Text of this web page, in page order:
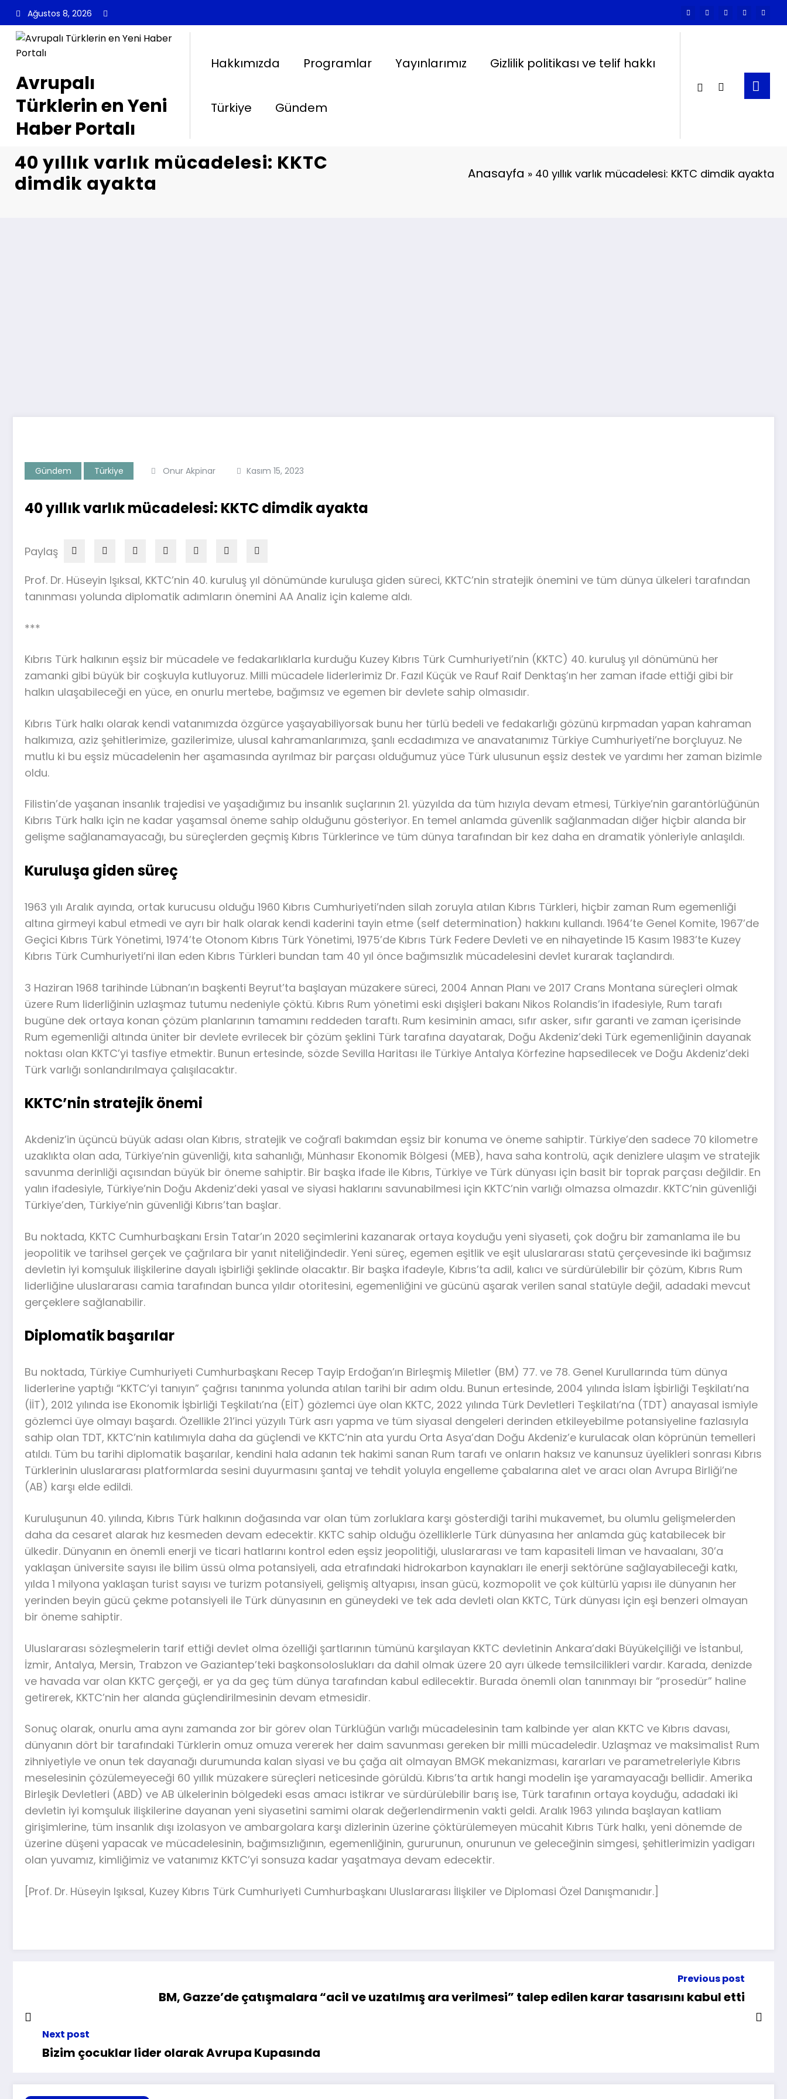
Ağustos 8, 2026
Avrupalı
Türklerin en Yeni
Haber Portalı
Hakkımızda Programlar Yayınlarımız Gizlilik politikası ve telif hakkı
Türkiye Gündem
40 yıllık varlık mücadelesi: KKTC
dimdik ayakta
Anasayfa » 40 yıllık varlık mücadelesi: KKTC dimdik ayakta
Gündem Türkiye Onur Akpinar Kasım 15, 2023
40 yıllık varlık mücadelesi: KKTC dimdik ayakta
Paylaş
Prof. Dr. Hüseyin Işıksal, KKTC’nin 40. kuruluş yıl dönümünde kuruluşa giden süreci, KKTC’nin stratejik önemini ve tüm dünya ülkeleri tarafından
tanınması yolunda diplomatik adımların önemini AA Analiz için kaleme aldı.
***
Kıbrıs Türk halkının eşsiz bir mücadele ve fedakarlıklarla kurduğu Kuzey Kıbrıs Türk Cumhuriyeti’nin (KKTC) 40. kuruluş yıl dönümünü her
zamanki gibi büyük bir coşkuyla kutluyoruz. Milli mücadele liderlerimiz Dr. Fazıl Küçük ve Rauf Raif Denktaş’ın her zaman ifade ettiği gibi bir
halkın ulaşabileceği en yüce, en onurlu mertebe, bağımsız ve egemen bir devlete sahip olmasıdır.
Kıbrıs Türk halkı olarak kendi vatanımızda özgürce yaşayabiliyorsak bunu her türlü bedeli ve fedakarlığı gözünü kırpmadan yapan kahraman
halkımıza, aziz şehitlerimize, gazilerimize, ulusal kahramanlarımıza, şanlı ecdadımıza ve anavatanımız Türkiye Cumhuriyeti’ne borçluyuz. Ne
mutlu ki bu eşsiz mücadelenin her aşamasında ayrılmaz bir parçası olduğumuz yüce Türk ulusunun eşsiz destek ve yardımı her zaman bizimle
oldu.
Filistin’de yaşanan insanlık trajedisi ve yaşadığımız bu insanlık suçlarının 21. yüzyılda da tüm hızıyla devam etmesi, Türkiye’nin garantörlüğünün
Kıbrıs Türk halkı için ne kadar yaşamsal öneme sahip olduğunu gösteriyor. En temel anlamda güvenlik sağlanmadan diğer hiçbir alanda bir
gelişme sağlanamayacağı, bu süreçlerden geçmiş Kıbrıs Türklerince ve tüm dünya tarafından bir kez daha en dramatik yönleriyle anlaşıldı.
Kuruluşa giden süreç
1963 yılı Aralık ayında, ortak kurucusu olduğu 1960 Kıbrıs Cumhuriyeti’nden silah zoruyla atılan Kıbrıs Türkleri, hiçbir zaman Rum egemenliği
altına girmeyi kabul etmedi ve ayrı bir halk olarak kendi kaderini tayin etme (self determination) hakkını kullandı. 1964’te Genel Komite, 1967’de
Geçici Kıbrıs Türk Yönetimi, 1974’te Otonom Kıbrıs Türk Yönetimi, 1975’de Kıbrıs Türk Federe Devleti ve en nihayetinde 15 Kasım 1983’te Kuzey
Kıbrıs Türk Cumhuriyeti’ni ilan eden Kıbrıs Türkleri bundan tam 40 yıl önce bağımsızlık mücadelesini devlet kurarak taçlandırdı.
3 Haziran 1968 tarihinde Lübnan’ın başkenti Beyrut’ta başlayan müzakere süreci, 2004 Annan Planı ve 2017 Crans Montana süreçleri olmak
üzere Rum liderliğinin uzlaşmaz tutumu nedeniyle çöktü. Kıbrıs Rum yönetimi eski dışişleri bakanı Nikos Rolandis’in ifadesiyle, Rum tarafı
bugüne dek ortaya konan çözüm planlarının tamamını reddeden taraftı. Rum kesiminin amacı, sıfır asker, sıfır garanti ve zaman içerisinde
Rum egemenliği altında üniter bir devlete evrilecek bir çözüm şeklini Türk tarafına dayatarak, Doğu Akdeniz’deki Türk egemenliğinin dayanak
noktası olan KKTC’yi tasfiye etmektir. Bunun ertesinde, sözde Sevilla Haritası ile Türkiye Antalya Körfezine hapsedilecek ve Doğu Akdeniz’deki
Türk varlığı sonlandırılmaya çalışılacaktır.
KKTC’nin stratejik önemi
Akdeniz’in üçüncü büyük adası olan Kıbrıs, stratejik ve coğraﬁ bakımdan eşsiz bir konuma ve öneme sahiptir. Türkiye’den sadece 70 kilometre
uzaklıkta olan ada, Türkiye’nin güvenliği, kıta sahanlığı, Münhasır Ekonomik Bölgesi (MEB), hava saha kontrolü, açık denizlere ulaşım ve stratejik
savunma derinliği açısından büyük bir öneme sahiptir. Bir başka ifade ile Kıbrıs, Türkiye ve Türk dünyası için basit bir toprak parçası değildir. En
yalın ifadesiyle, Türkiye’nin Doğu Akdeniz’deki yasal ve siyasi haklarını savunabilmesi için KKTC’nin varlığı olmazsa olmazdır. KKTC’nin güvenliği
Türkiye’den, Türkiye’nin güvenliği Kıbrıs’tan başlar.
Bu noktada, KKTC Cumhurbaşkanı Ersin Tatar’ın 2020 seçimlerini kazanarak ortaya koyduğu yeni siyaseti, çok doğru bir zamanlama ile bu
jeopolitik ve tarihsel gerçek ve çağrılara bir yanıt niteliğindedir. Yeni süreç, egemen eşitlik ve eşit uluslararası statü çerçevesinde iki bağımsız
devletin iyi komşuluk ilişkilerine dayalı işbirliği şeklinde olacaktır. Bir başka ifadeyle, Kıbrıs’ta adil, kalıcı ve sürdürülebilir bir çözüm, Kıbrıs Rum
liderliğine uluslararası camia tarafından bunca yıldır otoritesini, egemenliğini ve gücünü aşarak verilen sanal statüyle değil, adadaki mevcut
gerçeklere sağlanabilir.
Diplomatik başarılar
Bu noktada, Türkiye Cumhuriyeti Cumhurbaşkanı Recep Tayip Erdoğan’ın Birleşmiş Miletler (BM) 77. ve 78. Genel Kurullarında tüm dünya
liderlerine yaptığı “KKTC’yi tanıyın” çağrısı tanınma yolunda atılan tarihi bir adım oldu. Bunun ertesinde, 2004 yılında İslam İşbirliği Teşkilatı’na
(İİT), 2012 yılında ise Ekonomik İşbirliği Teşkilatı’na (EİT) gözlemci üye olan KKTC, 2022 yılında Türk Devletleri Teşkilatı’na (TDT) anayasal ismiyle
gözlemci üye olmayı başardı. Özellikle 21’inci yüzyılı Türk asrı yapma ve tüm siyasal dengeleri derinden etkileyebilme potansiyeline fazlasıyla
sahip olan TDT, KKTC’nin katılımıyla daha da güçlendi ve KKTC’nin ata yurdu Orta Asya’dan Doğu Akdeniz’e kurulacak olan köprünün temelleri
atıldı. Tüm bu tarihi diplomatik başarılar, kendini hala adanın tek hakimi sanan Rum tarafı ve onların haksız ve kanunsuz üyelikleri sonrası Kıbrıs
Türklerinin uluslararası platformlarda sesini duyurmasını şantaj ve tehdit yoluyla engelleme çabalarına alet ve aracı olan Avrupa Birliği’ne
(AB) karşı elde edildi.
Kuruluşunun 40. yılında, Kıbrıs Türk halkının doğasında var olan tüm zorluklara karşı gösterdiği tarihi mukavemet, bu olumlu gelişmelerden
daha da cesaret alarak hız kesmeden devam edecektir. KKTC sahip olduğu özelliklerle Türk dünyasına her anlamda güç katabilecek bir
ülkedir. Dünyanın en önemli enerji ve ticari hatlarını kontrol eden eşsiz jeopolitiği, uluslararası ve tam kapasiteli liman ve havaalanı, 30’a
yaklaşan üniversite sayısı ile bilim üssü olma potansiyeli, ada etrafındaki hidrokarbon kaynakları ile enerji sektörüne sağlayabileceği katkı,
yılda 1 milyona yaklaşan turist sayısı ve turizm potansiyeli, gelişmiş altyapısı, insan gücü, kozmopolit ve çok kültürlü yapısı ile dünyanın her
yerinden beyin gücü çekme potansiyeli ile Türk dünyasının en güneydeki ve tek ada devleti olan KKTC, Türk dünyası için eşi benzeri olmayan
bir öneme sahiptir.
Uluslararası sözleşmelerin tarif ettiği devlet olma özelliği şartlarının tümünü karşılayan KKTC devletinin Ankara’daki Büyükelçiliği ve İstanbul,
İzmir, Antalya, Mersin, Trabzon ve Gaziantep’teki başkonsoloslukları da dahil olmak üzere 20 ayrı ülkede temsilcilikleri vardır. Karada, denizde
ve havada var olan KKTC gerçeği, er ya da geç tüm dünya tarafından kabul edilecektir. Burada önemli olan tanınmayı bir “prosedür” haline
getirerek, KKTC’nin her alanda güçlendirilmesinin devam etmesidir.
Sonuç olarak, onurlu ama aynı zamanda zor bir görev olan Türklüğün varlığı mücadelesinin tam kalbinde yer alan KKTC ve Kıbrıs davası,
dünyanın dört bir tarafındaki Türklerin omuz omuza vererek her daim savunması gereken bir milli mücadeledir. Uzlaşmaz ve maksimalist Rum
zihniyetiyle ve onun tek dayanağı durumunda kalan siyasi ve bu çağa ait olmayan BMGK mekanizması, kararları ve parametreleriyle Kıbrıs
meselesinin çözülemeyeceği 60 yıllık müzakere süreçleri neticesinde görüldü. Kıbrıs’ta artık hangi modelin işe yaramayacağı bellidir. Amerika
Birleşik Devletleri (ABD) ve AB ülkelerinin bölgedeki esas amacı istikrar ve sürdürülebilir barış ise, Türk tarafının ortaya koyduğu, adadaki iki
devletin iyi komşuluk ilişkilerine dayanan yeni siyasetini samimi olarak değerlendirmenin vakti geldi. Aralık 1963 yılında başlayan katliam
girişimlerine, tüm insanlık dışı izolasyon ve ambargolara karşı dizlerinin üzerine çöktürülemeyen mücahit Kıbrıs Türk halkı, yeni dönemde de
üzerine düşeni yapacak ve mücadelesinin, bağımsızlığının, egemenliğinin, gururunun, onurunun ve geleceğinin simgesi, şehitlerimizin yadigarı
olan yuvamız, kimliğimiz ve vatanımız KKTC’yi sonsuza kadar yaşatmaya devam edecektir.
[Prof. Dr. Hüseyin Işıksal, Kuzey Kıbrıs Türk Cumhuriyeti Cumhurbaşkanı Uluslararası İlişkiler ve Diplomasi Özel Danışmanıdır.]
Previous post
BM, Gazze’de çatışmalara “acil ve uzatılmış ara verilmesi” talep edilen karar tasarısını kabul etti
Next post
Bizim çocuklar lider olarak Avrupa Kupasında